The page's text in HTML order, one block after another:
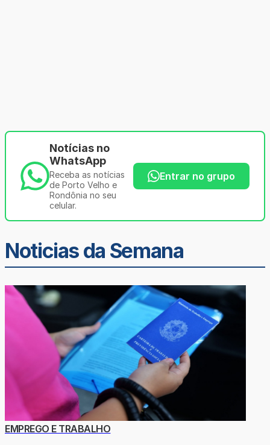
Notícias no
WhatsApp
Receba as notícias
de Porto Velho e
Rondônia no seu
celular.
Entrar no grupo
Noticias da Semana
EMPREGO E TRABALHO